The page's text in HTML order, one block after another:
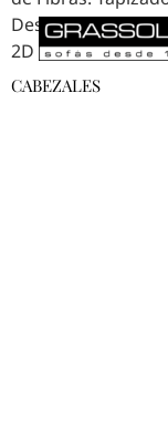
Descargar ficha
2D & 3D
CABEZALES